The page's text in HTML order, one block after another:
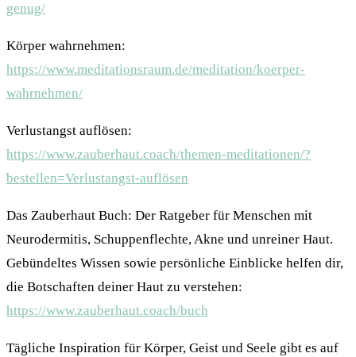
genug/
Körper wahrnehmen:
https://www.meditationsraum.de/meditation/koerper-
wahrnehmen/
Verlustangst auflösen:
https://www.zauberhaut.coach/themen-meditationen/?
bestellen=Verlustangst-auflösen
Das Zauberhaut Buch: Der Ratgeber für Menschen mit
Neurodermitis, Schuppenflechte, Akne und unreiner Haut.
Gebündeltes Wissen sowie persönliche Einblicke helfen dir,
die Botschaften deiner Haut zu verstehen:
https://www.zauberhaut.coach/buch
Tägliche Inspiration für Körper, Geist und Seele gibt es auf